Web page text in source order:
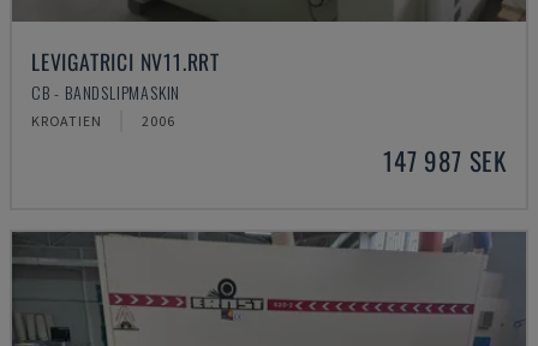
LEVIGATRICI NV11.RRT
CB - BANDSLIPMASKIN
KROATIEN 2006
147 987 SEK